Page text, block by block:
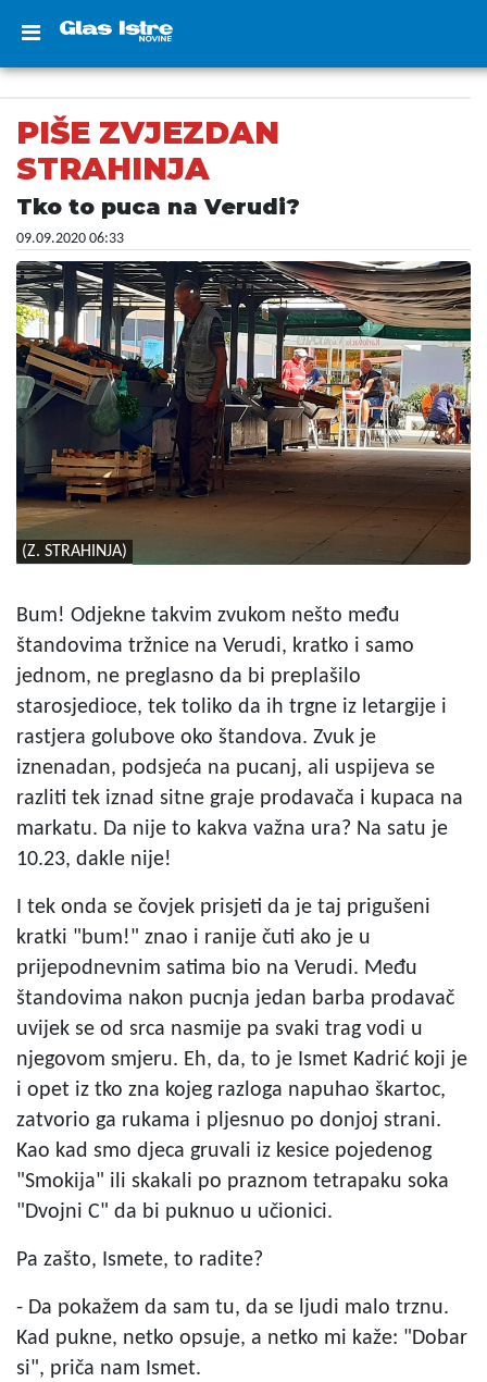
PIŠE ZVJEZDAN
STRAHINJA
Tko to puca na Verudi?
09.09.2020 06:33
(Z. STRAHINJA)
Bum! Odjekne takvim zvukom nešto među
štandovima tržnice na Verudi, kratko i samo
jednom, ne preglasno da bi preplašilo
starosjedioce, tek toliko da ih trgne iz letargije i
rastjera golubove oko štandova. Zvuk je
iznenadan, podsjeća na pucanj, ali uspijeva se
razliti tek iznad sitne graje prodavača i kupaca na
markatu. Da nije to kakva važna ura? Na satu je
10.23, dakle nije!
I tek onda se čovjek prisjeti da je taj prigušeni
kratki "bum!" znao i ranije čuti ako je u
prijepodnevnim satima bio na Verudi. Među
štandovima nakon pucnja jedan barba prodavač
uvijek se od srca nasmije pa svaki trag vodi u
njegovom smjeru. Eh, da, to je Ismet Kadrić koji je
i opet iz tko zna kojeg razloga napuhao škartoc,
zatvorio ga rukama i pljesnuo po donjoj strani.
Kao kad smo djeca gruvali iz kesice pojedenog
"Smokija" ili skakali po praznom tetrapaku soka
"Dvojni C" da bi puknuo u učionici.
Pa zašto, Ismete, to radite?
- Da pokažem da sam tu, da se ljudi malo trznu.
Kad pukne, netko opsuje, a netko mi kaže: "Dobar
si", priča nam Ismet.